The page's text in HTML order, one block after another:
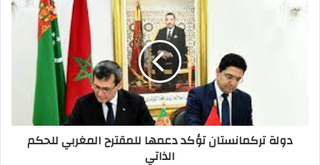
دولة تركمانستان تؤكد دعمها للمقترح المغربي للحكم
الذاتي